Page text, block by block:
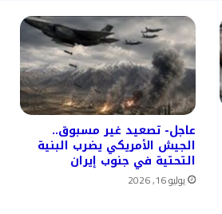
عاجل- تصعيد غير مسبوق..
الجيش الأمريكي يضرب البنية
التحتية في جنوب إيران
يوليو 16, 2026